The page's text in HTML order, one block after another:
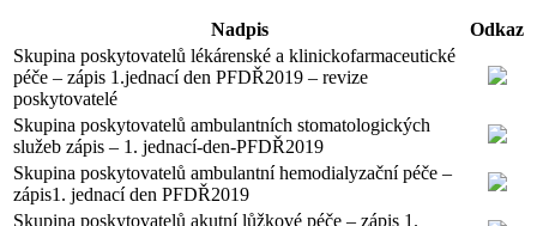
Nadpis
Odkaz
Skupina poskytovatelů lékárenské a klinickofarmaceutické
péče – zápis 1.jednací den PFDŘ2019 – revize
poskytovatelé
Skupina poskytovatelů ambulantních stomatologických
služeb zápis – 1. jednací-den-PFDŘ2019
Skupina poskytovatelů ambulantní hemodialyzační péče –
zápis1. jednací den PFDŘ2019
Skupina poskytovatelů akutní lůžkové péče – zápis 1.